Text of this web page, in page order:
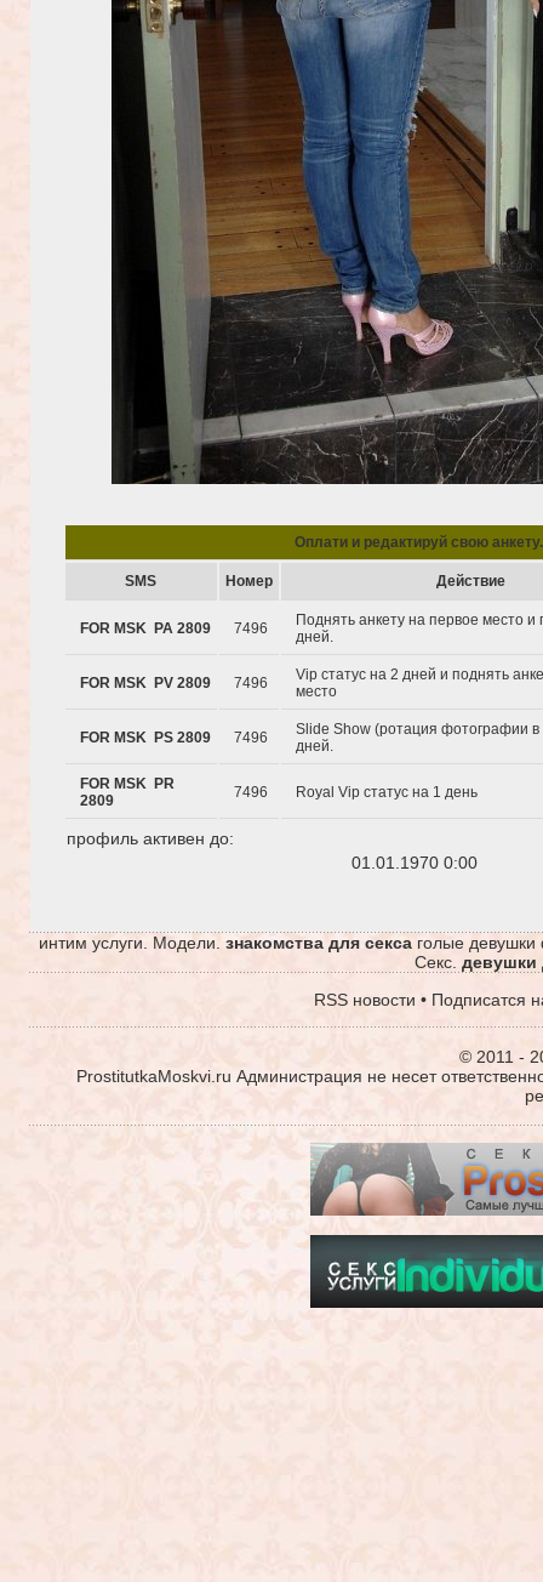
Oплати и редактируй свою анкету.
SMS Hомер Действие
FOR MSK PA 2809 7496
Поднять анкету на первое место и
дней.
FOR MSK PV 2809 7496
Vip статус на 2 дней и поднять
место
FOR MSK PS 2809 7496
Slide Show (ротация фотографии в
дней.
FOR MSK PR
2809
7496 Royal Vip статус на 1 день
профиль активен до:
01.01.1970 0:00
интим услуги. Модели. знакомства для секса голые
Секс. девушки
RSS новости • Подписатся
© 2011 -
ProstitutkaMoskvi.ru Администрация не несет